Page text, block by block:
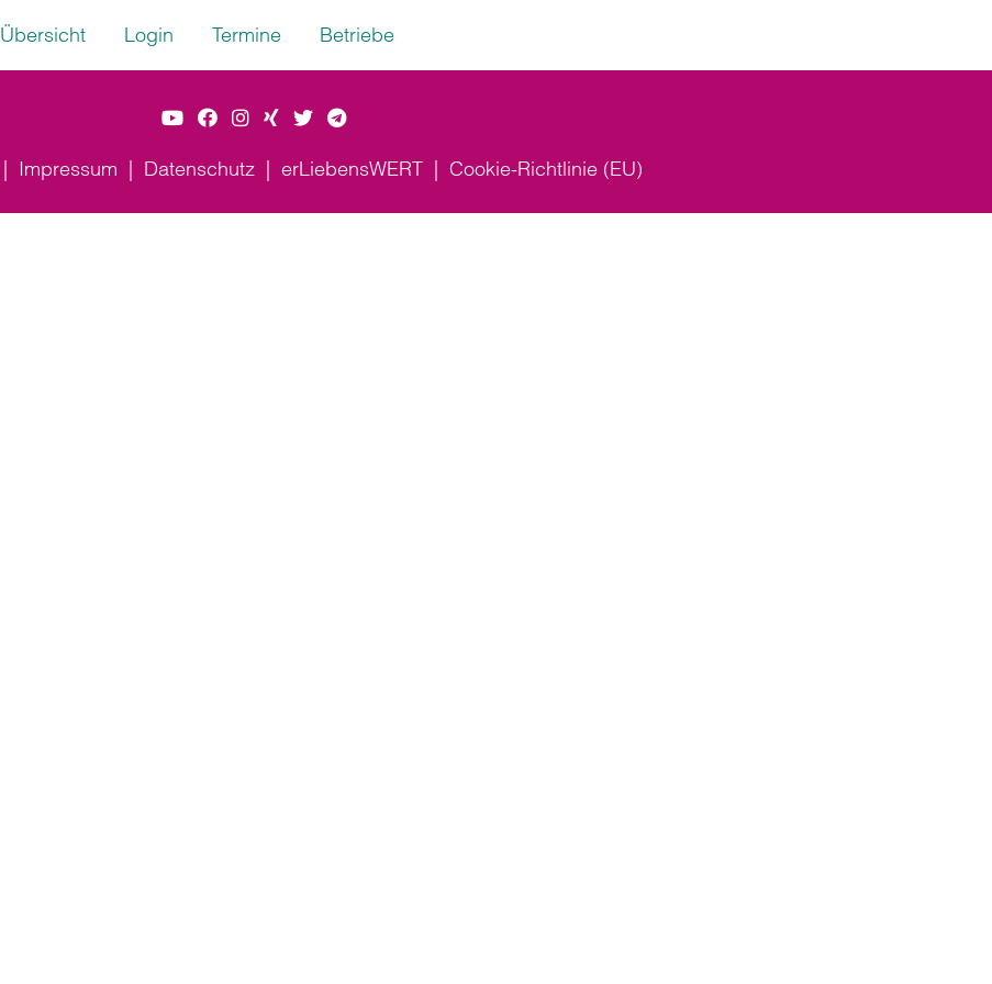
Übersicht Login Termine Betriebe
Impressum Datenschutz erLiebensWERT Cookie-Richtlinie (EU)